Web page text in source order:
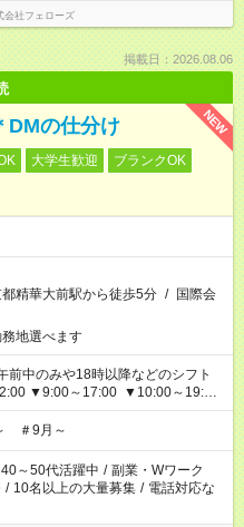
会社フェローズ
掲載日：2026.08.06
NEW
DMの仕分け
大学生歓迎
ブランクOK
精華大前駅から徒歩5分 / 国際会
地選べます
前中のみや18時以降などのシフト
▼9:00～17:00 ▼10:00～19:00
＃9月～
40～50代活躍中 / 副業・Wワーク
/ 10名以上の大量募集 / 電話対応な